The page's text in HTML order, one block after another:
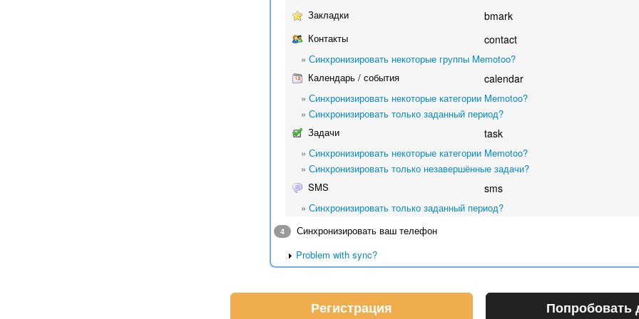
Закладки bmark
Контакты contact
» Синхронизировать некоторые группы Memotoo?
Календарь / события
calendar
» Синхронизировать некоторые категории Memotoo?
» Синхронизировать только заданный период?
Задачи
task
» Синхронизировать некоторые категории Memotoo?
» Синхронизировать только незавершённые задачи?
SMS
sms
» Синхронизировать только заданный период?
4
Синхронизировать ваш телефон
Problem with sync?
Регистрация Попробовать